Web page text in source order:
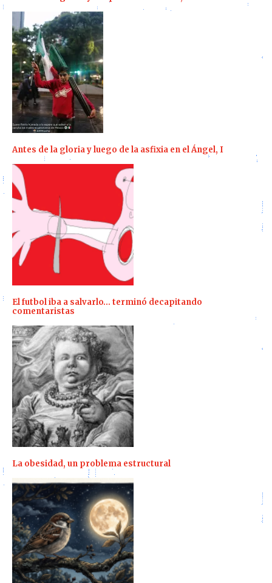
Antes de la gloria y luego de la asfixia en el Ángel, I
El futbol iba a salvarlo… terminó decapitando
comentaristas
La obesidad, un problema estructural